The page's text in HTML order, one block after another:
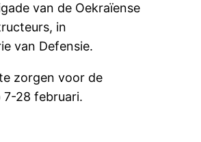
van de Oekraïense
in
van Defensie.
zorgen voor de
28 februari.